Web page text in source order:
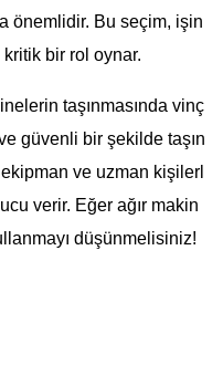
önemlidir. Bu seçim, işin
bir rol oynar.
taşınmasında vinç
güvenli bir şekilde taşın
ekipman ve uzman kişilerl
verir. Eğer ağır makin
düşünmelisiniz!